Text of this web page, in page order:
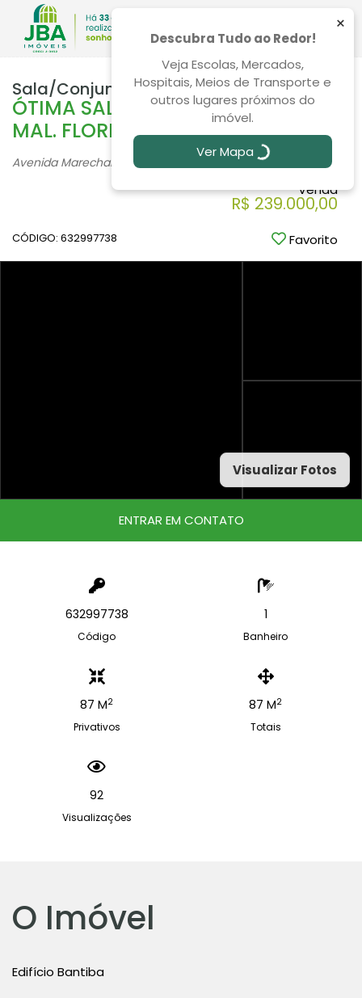
Sala/Conjunto Centro 87m²
ÓTIMA SALA COMERCIAL NA AV.
MAL. FLORIANO PEIXOTO
Avenida Marechal Floriano Peixoto, 170, Centro - Curitiba /PR
Venda
R$ 239.000,00
CÓDIGO: 632997738 Favorito
Visualizar Fotos
ENTRAR EM CONTATO
632997738
Código
1
Banheiro
87 M2
Privativos
87 M2
Totais
92
Visualizações
O Imóvel
Edifício Bantiba
×
Descubra Tudo ao Redor!
Veja Escolas, Mercados,
Hospitais, Meios de Transporte e
outros lugares próximos do
imóvel.
Ver Mapa